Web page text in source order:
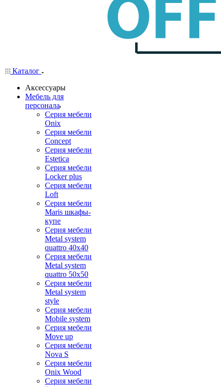
Каталог
Аксессуары
Мебель для
персонала
Серия мебели
Onix
Серия мебели
Concept
Серия мебели
Estetica
Серия мебели
Locker plus
Серия мебели
Loft
Серия мебели
Maris шкафы-
купе
Серия мебели
Metal system
quattro 40x40
Серия мебели
Metal system
quattro 50x50
Серия мебели
Metal system
style
Серия мебели
Mobile system
Серия мебели
Move up
Серия мебели
Nova S
Серия мебели
Onix Wood
Серия мебели